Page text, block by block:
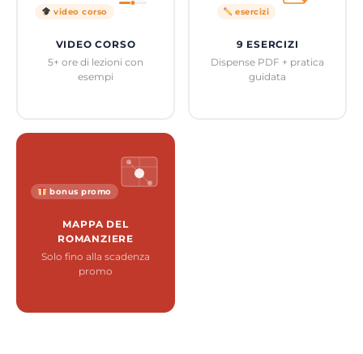
video corso
VIDEO CORSO
5+ ore di lezioni con
esempi
esercizi
9 ESERCIZI
Dispense PDF + pratica
guidata
bonus promo
MAPPA DEL
ROMANZIERE
Solo fino alla scadenza
promo